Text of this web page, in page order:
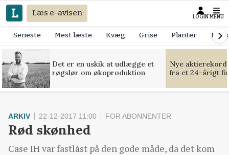
Læs e-avisen LOGIN MENU
Seneste Mest læste Kvæg Grise Planter
Det er en uskik at udlægge et
røgslør om økoproduktion
Nye
fra et 24-årigt
ARKIV 22-12-2017 11:00 FOR ABONNENTER
Rød skønhed
Case IH var fastlåst på den gode måde, da det kom